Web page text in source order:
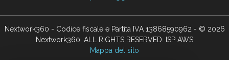
Nextwork360 - Codice fiscale e Partita IVA 13868590962 - © 2026
Nextwork360. ALL RIGHTS RESERVED. ISP AWS
Mappa del sito